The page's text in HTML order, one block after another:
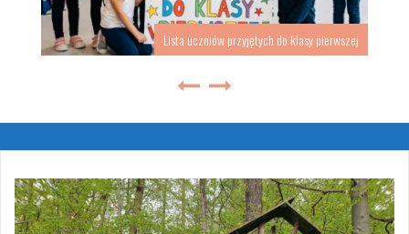
Lista uczniów przyjętych do klasy pierwszej